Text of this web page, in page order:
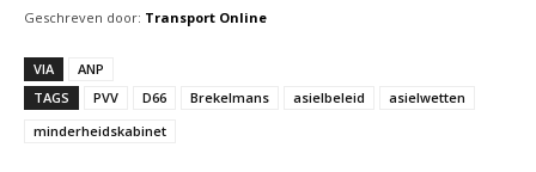
Geschreven door: Transport Online
VIA
ANP
TAGS
PVV D66 Brekelmans asielbeleid
asielwetten
minderheidskabinet